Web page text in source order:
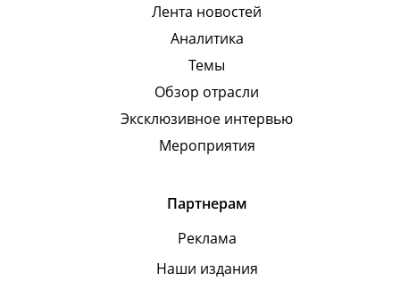
Лента новостей
Аналитика
Темы
Обзор отрасли
Эксклюзивное интервью
Мероприятия
Партнерам
Реклама
Наши издания